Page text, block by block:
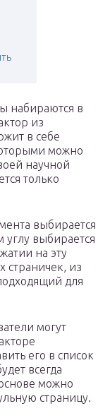
набираются в
из
в себе
можно
научной
только
выбирается
углу выбирается
на эту
страничек, из
для
могут
его в список
всегда
можно
страницу.